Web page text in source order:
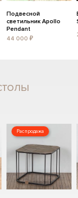
Подвесной
светильник Apollo
Pendant
44 000 ₽
Распродажа